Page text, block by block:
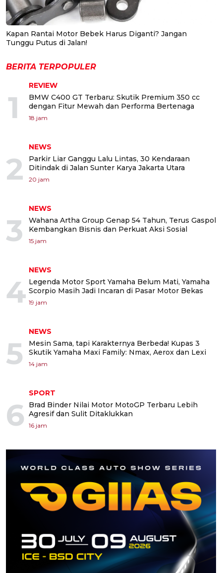
Kapan Rantai Motor Bebek Harus Diganti? Jangan
Tunggu Putus di Jalan!
BERITA TERPOPULER
1
REVIEW
BMW C400 GT Terbaru: Skutik Premium 350 cc
dengan Fitur Mewah dan Performa Bertenaga
18 jam
2
NEWS
Parkir Liar Ganggu Lalu Lintas, 30 Kendaraan
Ditindak di Jalan Sunter Karya Jakarta Utara
20 jam
3
NEWS
Wahana Artha Group Genap 54 Tahun, Terus Gaspol
Kembangkan Bisnis dan Perkuat Aksi Sosial
15 jam
4
NEWS
Legenda Motor Sport Yamaha Belum Mati, Yamaha
Scorpio Masih Jadi Incaran di Pasar Motor Bekas
19 jam
5
NEWS
Mesin Sama, tapi Karakternya Berbeda! Kupas 3
Skutik Yamaha Maxi Family: Nmax, Aerox dan Lexi
14 jam
6
SPORT
Brad Binder Nilai Motor MotoGP Terbaru Lebih
Agresif dan Sulit Ditaklukkan
16 jam